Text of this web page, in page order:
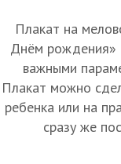
Плакат на
Днём рождения»
важными
Плакат можно
ребенка или на
сразу же